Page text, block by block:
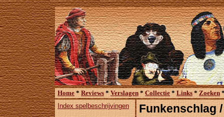
Home * Reviews * Verslagen * Collectie * Links * Zoeken
Index spelbeschrijvingen
Funkenschlag